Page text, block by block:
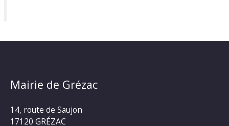
Mairie de Grézac
14, route de Saujon
17120 GRÉZAC